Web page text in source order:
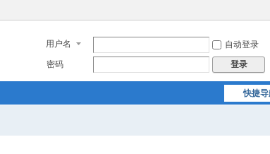
用户名
自动登录
密码
登录
快捷